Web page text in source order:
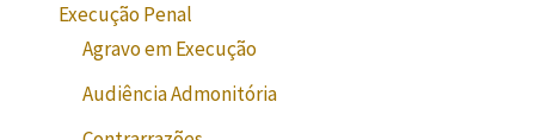
Execução Penal
Agravo em Execução
Audiência Admonitória